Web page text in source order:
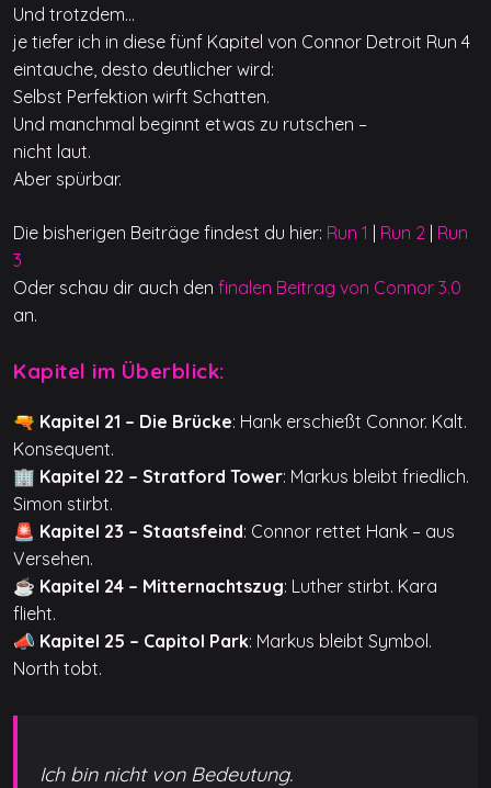
Und trotzdem…
je tiefer ich in diese fünf Kapitel von Connor Detroit Run 4
eintauche, desto deutlicher wird:
Selbst Perfektion wirft Schatten.
Und manchmal beginnt etwas zu rutschen –
nicht laut.
Aber spürbar.
Die bisherigen Beiträge findest du hier: Run 1 Run 2 Run
3
Oder schau dir auch den finalen Beitrag von Connor 3.0
an.
Kapitel im Überblick:
🔫 Kapitel 21 – Die Brücke: Hank erschießt Connor. Kalt.
Konsequent.
🏢 Kapitel 22 – Stratford Tower: Markus bleibt friedlich.
Simon stirbt.
🚨 Kapitel 23 – Staatsfeind: Connor rettet Hank – aus
Versehen.
☕ Kapitel 24 – Mitternachtszug: Luther stirbt. Kara
flieht.
📣 Kapitel 25 – Capitol Park: Markus bleibt Symbol.
North tobt.
Ich bin nicht von Bedeutung.